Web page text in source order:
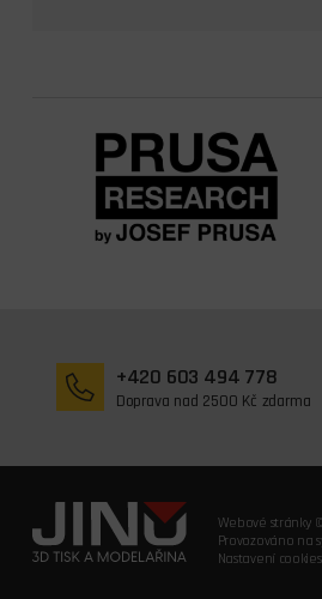
+420 603 494 778
Doprava nad 2500 Kč zdarma
Webové stránky
Provozováno na
Nastavení cookies